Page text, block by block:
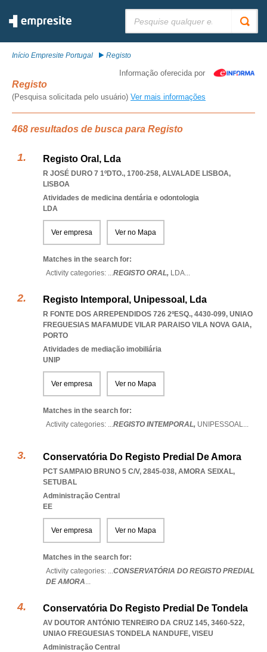
Início Empresite Portugal Registo
Informação oferecida por
Registo
(Pesquisa solicitada pelo usuário) Ver mais informações
468 resultados de busca para Registo
Registo Oral, Lda
R JOSÉ DURO 7 1ºDTO., 1700-258, ALVALADE LISBOA,
LISBOA
Atividades de medicina dentária e odontologia
LDA
Ver empresa Ver no Mapa
Matches in the search for:
Activity categories: ...REGISTO ORAL, LDA...
Registo Intemporal, Unipessoal, Lda
R FONTE DOS ARREPENDIDOS 726 2ºESQ., 4430-099, UNIAO
FREGUESIAS MAFAMUDE VILAR PARAISO VILA NOVA GAIA,
PORTO
Atividades de mediação imobiliária
UNIP
Ver empresa Ver no Mapa
Matches in the search for:
Activity categories: ...REGISTO INTEMPORAL, UNIPESSOAL...
Conservatória Do Registo Predial De Amora
PCT SAMPAIO BRUNO 5 C/V, 2845-038, AMORA SEIXAL,
SETUBAL
Administração Central
EE
Ver empresa Ver no Mapa
Matches in the search for:
Activity categories: ...CONSERVATÓRIA DO REGISTO PREDIAL
DE AMORA...
Conservatória Do Registo Predial De Tondela
AV DOUTOR ANTÓNIO TENREIRO DA CRUZ 145, 3460-522,
UNIAO FREGUESIAS TONDELA NANDUFE, VISEU
Administração Central